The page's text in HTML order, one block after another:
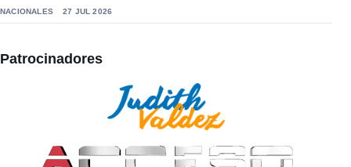
NACIONALES 27 JUL 2026
Patrocinadores